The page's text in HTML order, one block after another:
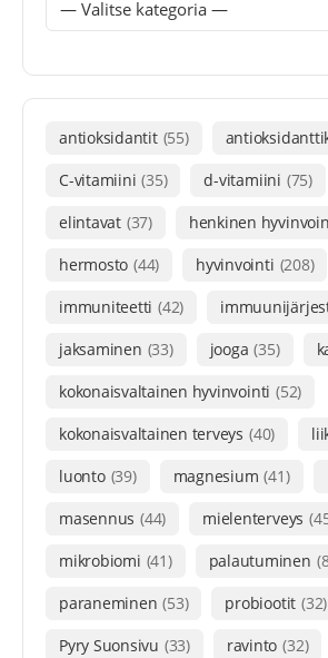
antioksidantit (55)
C-vitamiini (35) d-vitamiini (75)
elintavat (37) henkinen
hermosto (44) hyvinvointi (208)
immuniteetti (42)
jaksaminen (33) jooga (35)
kokonaisvaltainen hyvinvointi (52)
kokonaisvaltainen terveys (40)
luonto (39) magnesium (41)
masennus (44) mielenterveys
mikrobiomi (41) palautuminen
paraneminen (53) probiootit (32)
Pyry Suonsivu (33) ravinto (32)